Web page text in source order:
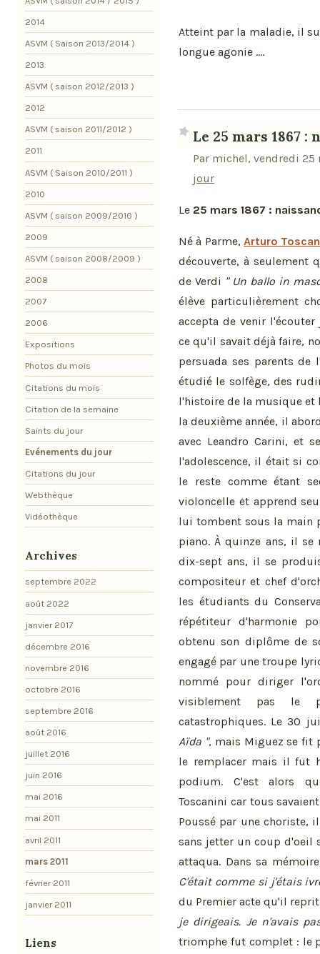
Atteint par la maladie, il
longue agonie ....
Le 25 mars 1867
Par michel, vendredi 25
jour
Le 25 mars 1867 :
Né à Parme,Arturo
découverte, à seulement
de Verdi " Un ballo in
élève particulièrement
accepta de venir
ce qu'il savait déjà faire,
persuada ses parents de
étudié le solfège, des
l'histoire de la musique et
la deuxième année, il
avec Leandro Carini, et
l'adolescence, il était si
le reste comme étant
violoncelle et apprend
lui tombent sous la main
piano. À quinze ans, il
dix-sept ans, il se
compositeur et chef
les étudiants du
répétiteur d'harmonie
obtenu son diplôme de
engagé par une troupe
nommé pour diriger
visiblement pas le
catastrophiques. Le 30
Aïda ", mais Miguez se fit
le remplacer mais il fut
podium. C'est alors
Toscanini car tous
Poussé par une choriste,
sans jetter un coup d'oeil
attaqua. Dans sa
C'était comme si j'étais
du Premier acte qu'il
je dirigeais. Je n'avais
triomphe fut complet : le
2014
ASVM ( Saison 2013/2014 )
2013
ASVM ( saison 2012/2013 )
2012
ASVM ( saison 2011/2012 )
2011
ASVM ( Saison 2010/2011 )
2010
ASVM ( saison 2009/2010 )
2009
ASVM ( saison 2008/2009 )
2008
2007
2006
Expositions
Photos du mois
Citations du mois
Citation de la semaine
Saints du jour
Evénements du jour
Citations du jour
Webthèque
Vidéothèque
Archives
septembre 2022
août 2022
janvier 2017
décembre 2016
novembre 2016
octobre 2016
septembre 2016
août 2016
juillet 2016
juin 2016
mai 2016
mai 2011
avril 2011
mars 2011
février 2011
janvier 2011
Liens